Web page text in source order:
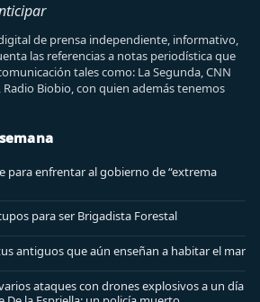
de prensa independiente, informativo,
las referencias a notas periodística que
tales como: La Segunda, CNN
Radio Biobio, con quien además tenemos
para enfrentar al gobierno de “extrema
para ser Brigadista Forestal
antiguos que aún enseñan a habitar el mar
ataques con drones explosivos a un día